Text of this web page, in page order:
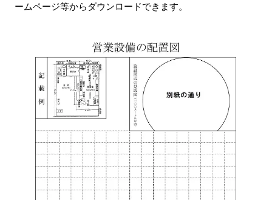
ームページ等からダウンロードできます。